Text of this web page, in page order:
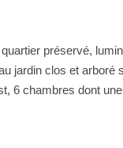
préservé,
jardin clos et arboré
6 chambres dont